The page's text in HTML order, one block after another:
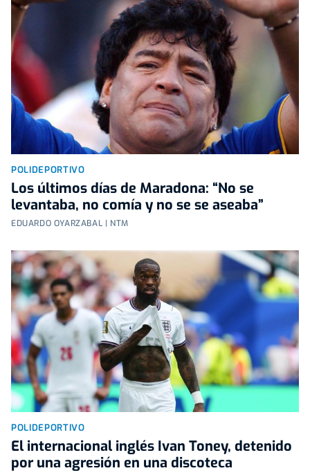
POLIDEPORTIVO
Los últimos días de Maradona: “No se
levantaba, no comía y no se se aseaba”
EDUARDO OYARZABAL | NTM
POLIDEPORTIVO
El internacional inglés Ivan Toney, detenido
por una agresión en una discoteca